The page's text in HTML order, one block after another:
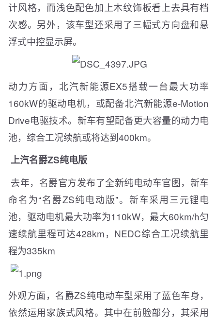
计风格，而浅色配色加上木纹饰板看上去具有档
次感。另外，该车型还采用了三幅式方向盘和悬
浮式中控显示屏。
动力方面，北汽新能源EX5搭载一台最大功率
160kW的驱动电机，或配备北汽新能源e-Motion
Drive电驱技术。新车有望配备更大容量的动力电
池，综合工况续航或将达到400km。
上汽名爵ZS纯电版
去年，名爵官方发布了全新纯电动车官图，新车
命名为“名爵ZS纯电动版”。新车采用三元锂电
池，驱动电机最大功率为110kW，最大60km/h匀
速续航里程可达428km，NEDC综合工况续航里
程为335km
外观方面，名爵ZS纯电动车型采用了蓝色车身，
依然运用家族式风格。其中在前脸部分，其采用